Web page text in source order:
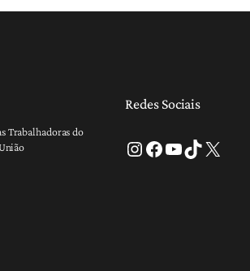
Trabalhadoras do
Redes Sociais
Instagram Facebook Youtube TikTok X